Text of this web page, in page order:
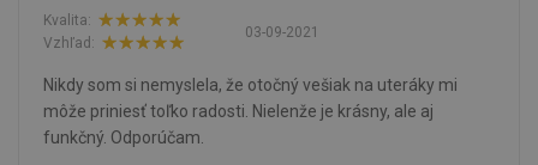
03-09-2021
Kvalita:
Vzhľad:
Nikdy som si nemyslela, že otočný vešiak na uteráky mi
môže priniesť toľko radosti. Nielenže je krásny, ale aj
funkčný. Odporúčam.